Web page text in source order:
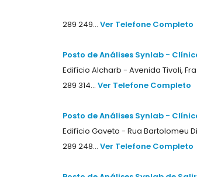
289 249... Ver Telefone Completo
Posto de Análises Synlab -
Edifício Alcharb - Avenida Tivoli,
289 314... Ver Telefone Completo
Posto de Análises Synlab -
Edifício Gaveto - Rua Bartolomeu
289 248... Ver Telefone Completo